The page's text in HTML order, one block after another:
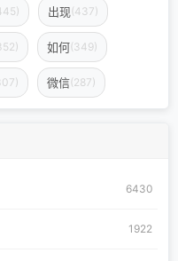
出现(437)
如何(349)
微信(287)
6430
1922